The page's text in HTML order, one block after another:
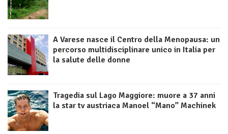
A Varese nasce il Centro della Menopausa: un
percorso multidisciplinare unico in Italia per
la salute delle donne
Tragedia sul Lago Maggiore: muore a 37 anni
la star tv austriaca Manoel “Mano” Machinek